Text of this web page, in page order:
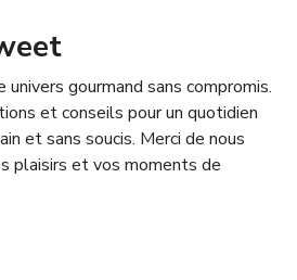
gourmand sans compromis.
et conseils pour un quotidien
et sans soucis. Merci de nous
plaisirs et vos moments de